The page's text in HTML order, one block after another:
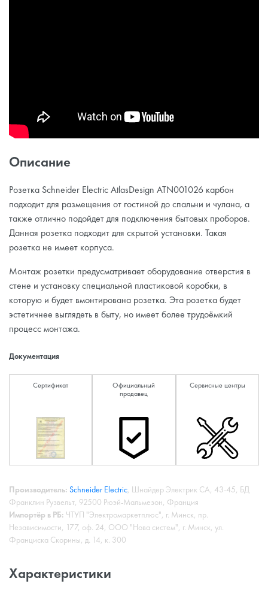
Описание
Розетка Schneider Electric AtlasDesign ATN001026 карбон
подходит для размещения от гостиной до спальни и чулана, а
также отлично подойдет для подключения бытовых проборов.
Данная розетка подходит для скрытой установки. Такая
розетка не имеет корпуса.
Монтаж розетки предусматривает оборудование отверстия в
стене и установку специальной пластиковой коробки, в
которую и будет вмонтирована розетка. Эта розетка будет
эстетичнее выглядеть в быту, но имеет более трудоёмкий
процесс монтажа.
Документация
Сертификат
Официальный
продавец
Сервисные центры
Производитель: Schneider Electric, Шнайдер Электрик СА, 43-45, БД
Франклин Рузвельт, 92500 Рюэй-Мальмезон, Франция
Импортёр в РБ: ЧТУП "Электромаркетплюс", г. Минск, пр.
Независимости, 177, оф. 24, ООО "Нова систем", г. Минск, ул.
Франциска Скорины, д. 14, к. 300
Характеристики